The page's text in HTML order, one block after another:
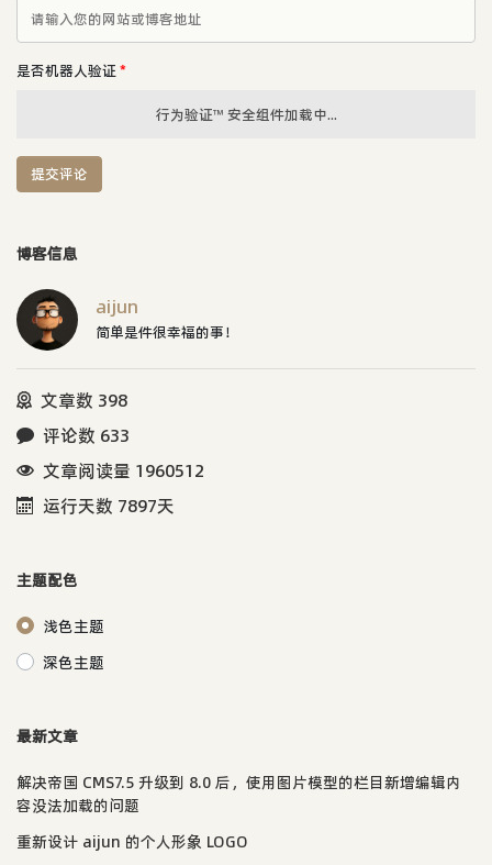
是否机器人验证 *
行为验证™ 安全组件加载中...
提交评论
博客信息
aijun
简单是件很幸福的事！
文章数 398
评论数 633
文章阅读量 1960512
运行天数 7897天
主题配色
浅色主题
深色主题
最新文章
解决帝国 CMS7.5 升级到 8.0 后，使用图片模型的栏目新增编辑内
容没法加载的问题
重新设计 aijun 的个人形象 LOGO